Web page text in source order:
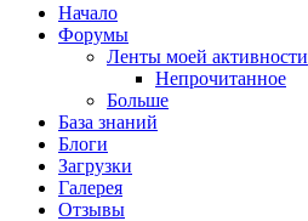
Начало
Форумы
Ленты моей активности
Непрочитанное
Больше
База знаний
Блоги
Загрузки
Галерея
Отзывы